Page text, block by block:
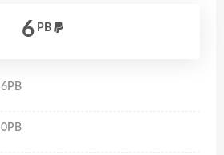
6 PB
6PB
0PB